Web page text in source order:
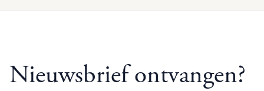
Nieuwsbrief ontvangen?